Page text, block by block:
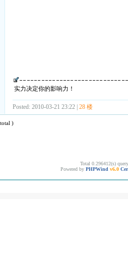
实力决定你的影响力！
Posted: 2010-03-21 23:22 | 28 楼
)
Total 0.296412(s)
Powered by PHPWind v6.0